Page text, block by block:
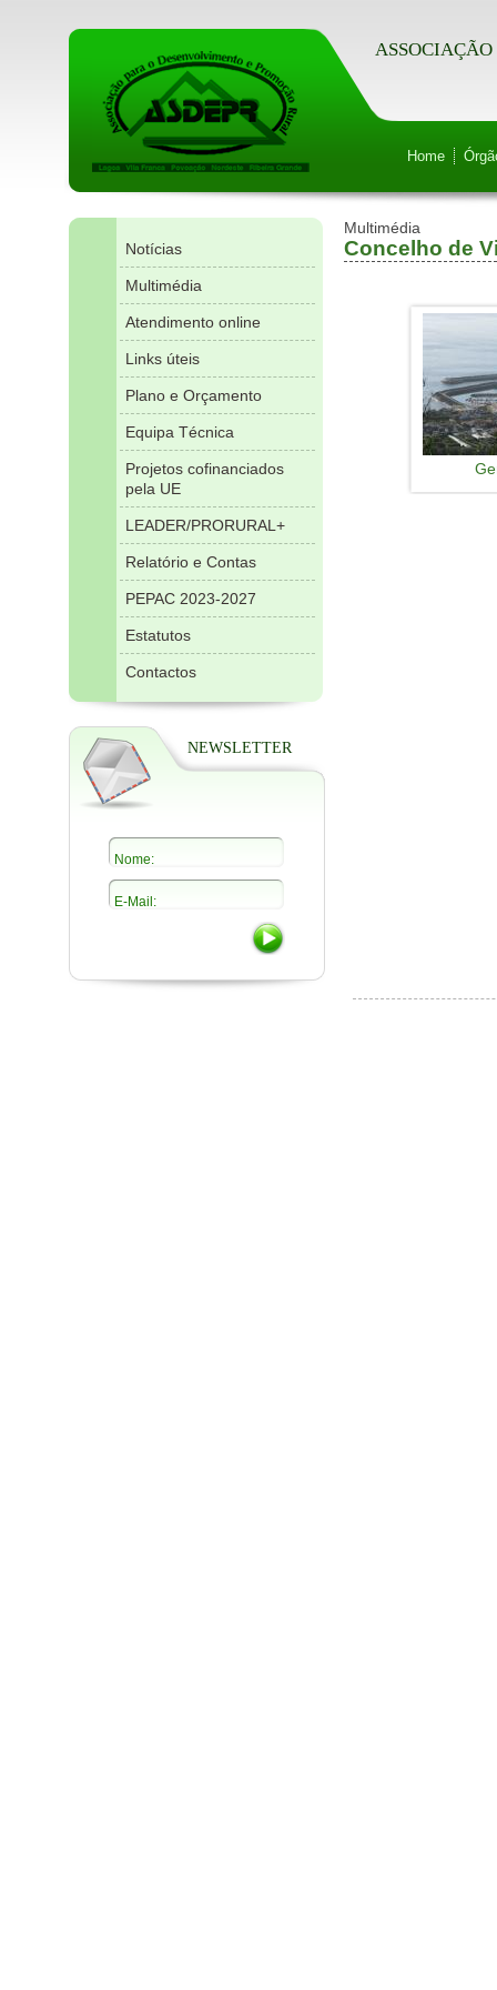
Home
Notícias
Multimédia
Atendimento online
Links úteis
Plano e Orçamento
Equipa Técnica
Projetos cofinanciados
pela UE
LEADER/PRORURAL+
Relatório e Contas
PEPAC 2023-2027
Estatutos
Contactos
NEWSLETTER
Multimédia
Concelho de